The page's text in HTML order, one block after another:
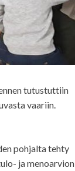
tutustuttiin
vaariin.
pohjalta tehty
ja menoarvion